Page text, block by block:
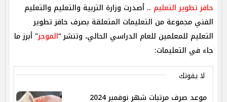
حافز تطوير التعليم .. أصدرت وزارة التربية والتعليم والتعليم
الفني مجموعة من التعليمات المتعلقة بصرف حافز تطوير
التعليم للمعلمين للعام الدراسي الحالي، وتنشر “الموجز" أبرز ما
جاء في التعليمات:
لا يفوتك
موعد صرف مرتبات شهر نوفمبر 2024